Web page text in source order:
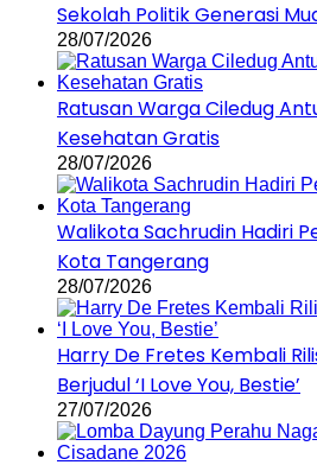
Sekolah Politik Generasi
28/07/2026
Ratusan Warga Ciledug
Kesehatan Gratis
28/07/2026
Walikota Sachrudin Hadiri
Kota Tangerang
28/07/2026
Harry De Fretes Kembali
Berjudul ‘I Love You, Bestie’
27/07/2026